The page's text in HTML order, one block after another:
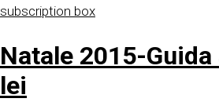
subscription box
Natale 2015-
lei